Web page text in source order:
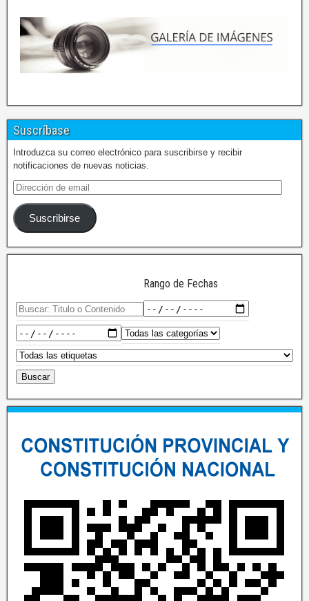
Suscríbase
Introduzca su correo electrónico para suscribirse y recibir
notificaciones de nuevas noticias.
Suscribirse
Rango de Fechas